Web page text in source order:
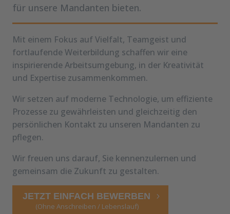
für unsere Mandanten bieten.
Mit einem Fokus auf Vielfalt, Teamgeist und
fortlaufende Weiterbildung schaffen wir eine
inspirierende Arbeitsumgebung, in der Kreativität
und Expertise zusammenkommen.
Wir setzen auf moderne Technologie, um effiziente
Prozesse zu gewährleisten und gleichzeitig den
persönlichen Kontakt zu unseren Mandanten zu
pflegen.
Wir freuen uns darauf, Sie kennenzulernen und
gemeinsam die Zukunft zu gestalten.
JETZT EINFACH BEWERBEN